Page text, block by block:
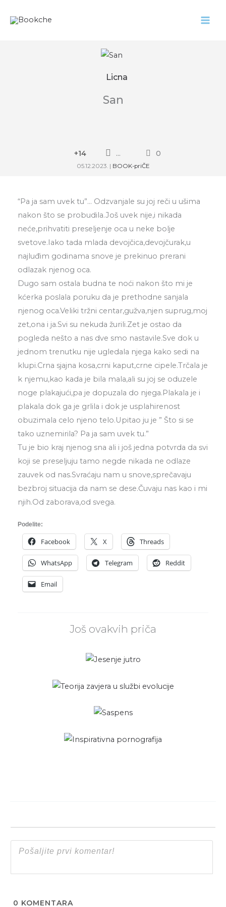
Licna
San
+14 ... 0
05.12.2023. | BOOK-priČE
“Pa ja sam uvek tu”… Odzvanjale su joj reči u ušima
nakon što se probudila.Još uvek nije,i nikada
neće,prihvatiti preseljenje oca u neke bolje
svetove.Iako tada mlada devojčica,devojčurak,u
najluđim godinama snove je prekinuo prerani
odlazak njenog oca.
Dugo sam ostala budna te noći nakon što mi je
kćerka poslala poruku da je prethodne sanjala
njenog oca.Veliki tržni centar,gužva,njen suprug,moj
zet,ona i ja.Svi su nekuda žurili.Zet je ostao da
pogleda nešto a nas dve smo nastavile.Sve dok u
jednom trenutku nije ugledala njega kako sedi na
klupi.Crna sjajna kosa,crni kaput,crne cipele.Trčala je
k njemu,kao kada je bila mala,ali su joj se oduzele
noge plakajući,pa je dopuzala do njega.Plakala je i
plakala dok ga je grlila i dok je usplahirenost
obuzimala celo njeno telo.Upitao ju je ” Što si se
tako uznemirila? Pa ja sam uvek tu.”
Tu je bio kraj njenog sna ali i još jedna potvrda da svi
koji se preseljuju tamo negde nikada ne odlaze
zauvek od nas.Svraćaju nam u snove,sprečavaju
bezbroj situacija da nam se dese.Čuvaju nas kao i mi
njih.Od zaborava,od svega.
Podelite:
Facebook X Threads
WhatsApp Telegram Reddit
Email
Još ovakvih priča
0 KOMENTARA